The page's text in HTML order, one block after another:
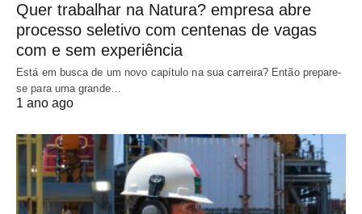
Quer trabalhar na Natura? empresa abre
processo seletivo com centenas de vagas
com e sem experiência
Está em busca de um novo capítulo na sua carreira? Então prepare-
se para uma grande…
1 ano ago